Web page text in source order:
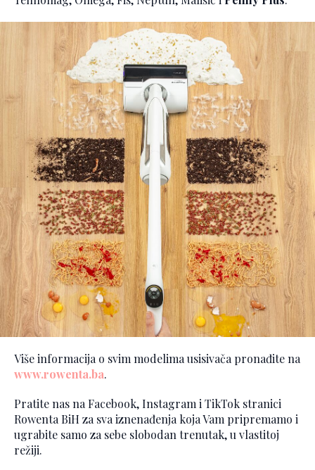
Više informacija o svim modelima usisivača pronađite na
www.rowenta.ba.
Pratite nas na Facebook, Instagram i TikTok stranici
Rowenta BiH za sva iznenađenja koja Vam pripremamo i
ugrabite samo za sebe slobodan trenutak, u vlastitoj
režiji.